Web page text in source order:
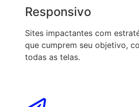
Responsivo
Sites impactantes com
que cumprem seu objetivo,
todas as telas.